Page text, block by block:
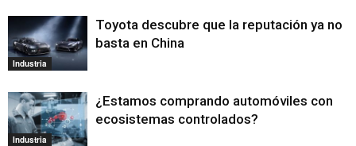
Industria
Toyota descubre que la reputación ya no
basta en China
Industria
¿Estamos comprando automóviles con
ecosistemas controlados?